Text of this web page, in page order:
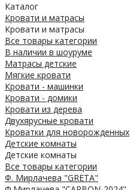
Каталог
Кровати и матрасы
Кровати и матрасы
Все товары категории
В наличии в шоуруме
Матрасы детские
Мягкие кровати
Кровати - машинки
Кровати - домики
Кровати из дерева
Двухярусные кровати
Кроватки для новорожденных
Детские комнаты
Детские комнаты
Все товары категории
Ф. Мирлачева "GRETA"